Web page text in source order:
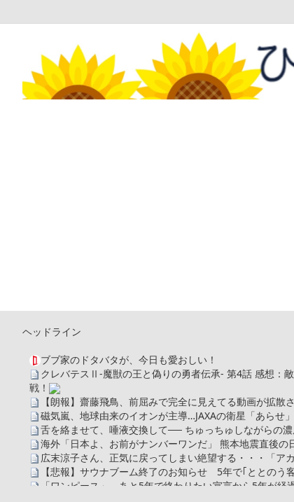
ヘッドライン
ブブ家のドタバタが、今日も愛おしい！
クレバテスⅡ-魔獣の王と偽りの勇者伝承- 第4話 感想：
戦！
【朗報】齋藤飛鳥、前屈みで完全に見えてる動画が拡散
磁気嵐、地球由来のイオンが主導…JAXAの衛星「あらせ
舌を絡ませて、唾液交換して── ちゅっちゅしながらの
海外「日本よ、お前がナンバーワンだ」 熊本地震直後
広末涼子さん、正気に戻ってしまい絶望する・・・「ア
【悲報】サウナブーム終了のお知らせ 5年で｢ととのう
「ワンピース」、あと5年で終わりたい宣言から5年が経